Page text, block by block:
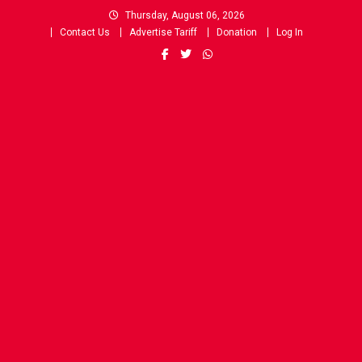
Thursday, August 06, 2026
Contact Us
Advertise Tariff Donation Log In